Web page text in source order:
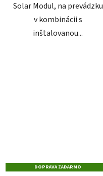
Solar Modul, na prevádzku
v kombinácii s
inštalovanou...
DOPRAVA ZADARMO